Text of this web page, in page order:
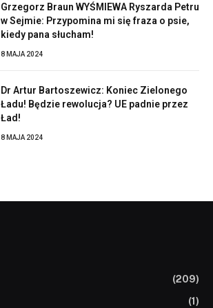
Grzegorz Braun WYŚMIEWA Ryszarda Petru
w Sejmie: Przypomina mi się fraza o psie,
kiedy pana słucham!
8 MAJA 2024
Dr Artur Bartoszewicz: Koniec Zielonego
Ładu! Będzie rewolucja? UE padnie przez
Ład!
8 MAJA 2024
(209)
(1)